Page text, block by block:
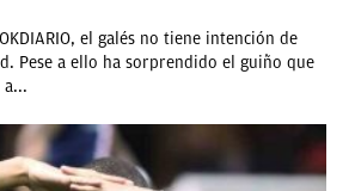
el galés no tiene intención de
Pese a ello ha sorprendido el guiño que
a...